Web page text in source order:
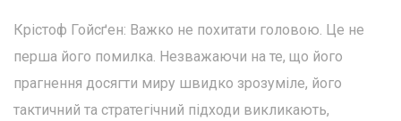
Крістоф Гойсґен: Важко не похитати головою. Це не
перша його помилка. Незважаючи на те, що його
прагнення досягти миру швидко зрозуміле, його
тактичний та стратегічний підходи викликають,